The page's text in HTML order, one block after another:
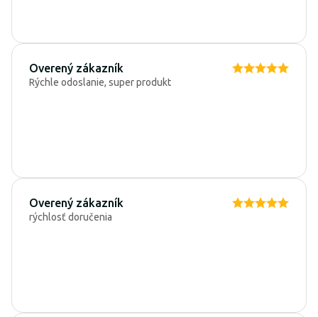
Overený zákazník
Rýchle odoslanie, super produkt
Overený zákazník
rýchlosť doručenia